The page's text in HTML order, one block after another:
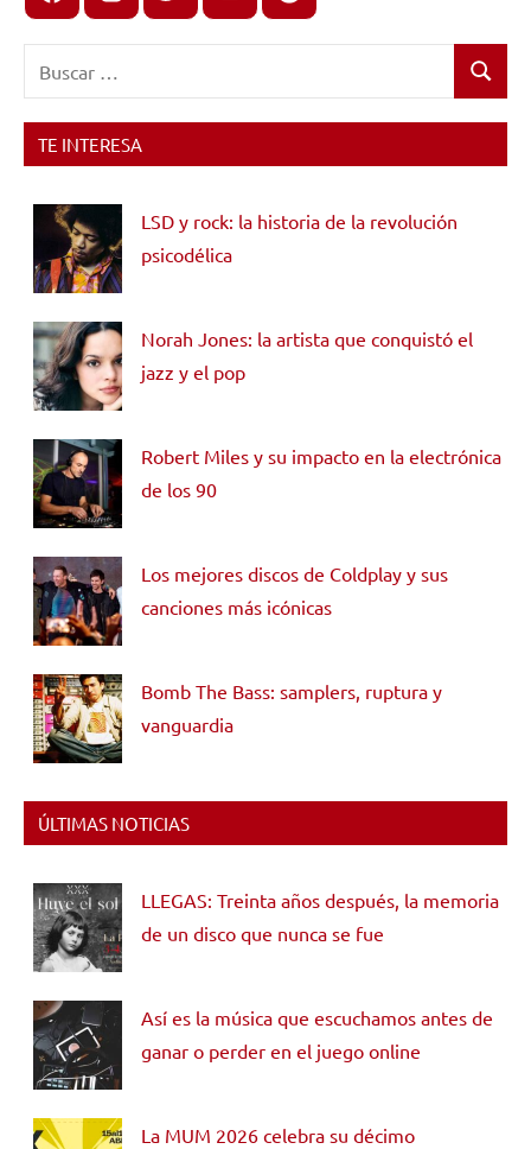
Buscar
TE INTERESA
LSD y rock: la historia de la revolución
psicodélica
Norah Jones: la artista que conquistó el
jazz y el pop
Robert Miles y su impacto en la electrónica
de los 90
Los mejores discos de Coldplay y sus
canciones más icónicas
Bomb The Bass: samplers, ruptura y
vanguardia
ÚLTIMAS NOTICIAS
LLEGAS: Treinta años después, la memoria
de un disco que nunca se fue
Así es la música que escuchamos antes de
ganar o perder en el juego online
La MUM 2026 celebra su décimo